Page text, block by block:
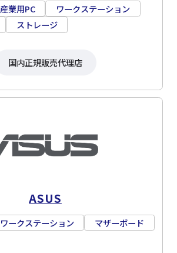
産業用PC
ワークステーション
ストレージ
国内正規販売代理店
ASUS
ワークステーション
マザーボード